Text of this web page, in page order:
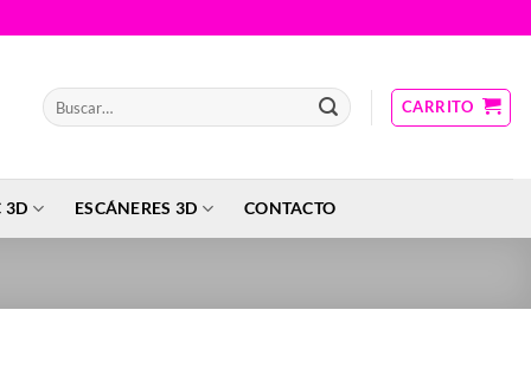
Buscar
por:
CARRITO
3D ESCÁNERES 3D CONTACTO